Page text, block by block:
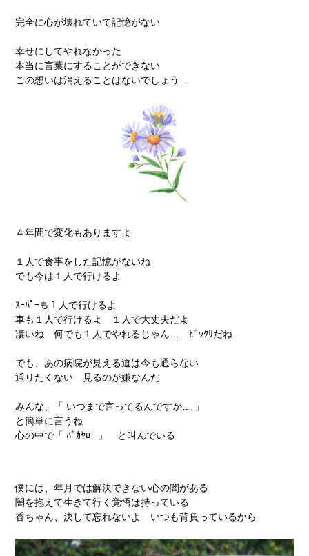
完全に心が壊れていて記憶がない
幸せにしてやれなかった
本当に言葉にすることができない
この想いは消えることはないでしょう…
４年間で変化もありますよ
１人で食事をした記憶がないね
でも今は１人で行けるよ
ｽｰﾊﾟｰも１人で行けるよ
車も１人で行けるよ １人で大丈夫だよ
凄いね 何でも１人でやれるじゃん… ﾋﾞｯｸﾘだね
でも、あの病院が見える道は今も通らない
通りたくない 見るのが嫌なんだ
みんな、「 いつまで言ってるんですか… 」
と簡単に言うね
心の中で「 ﾊﾞｶﾔﾛｰ 」 と叫んでいる
僕には、年月では解決できない心の闇がある
闇を抱えて生きて行く覚悟は持っている
香ちゃん、決して忘れないよ いつも背負っているから